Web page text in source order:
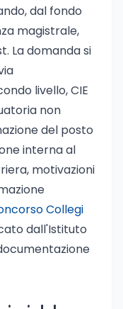
dal fondo
magistrale,
La domanda si
livello, CIE
non
del posto
interna al
motivazioni
Collegi
dall'Istituto